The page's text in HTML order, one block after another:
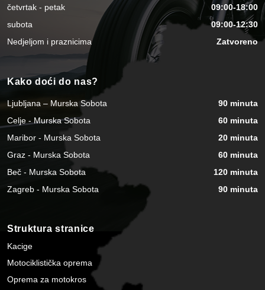
četvrtak - petak
09:00-18:00
subota
09:00-12:30
Nedjeljom i praznicima
Zatvoreno
Kako doći do nas?
Ljubljana – Murska Sobota
90 minuta
Celje - Murska Sobota
60 minuta
Maribor - Murska Sobota
20 minuta
Graz - Murska Sobota
60 minuta
Beč - Murska Sobota
120 minuta
Zagreb - Murska Sobota
90 minuta
Struktura stranice
Kacige
Motociklistička oprema
Oprema za motokros